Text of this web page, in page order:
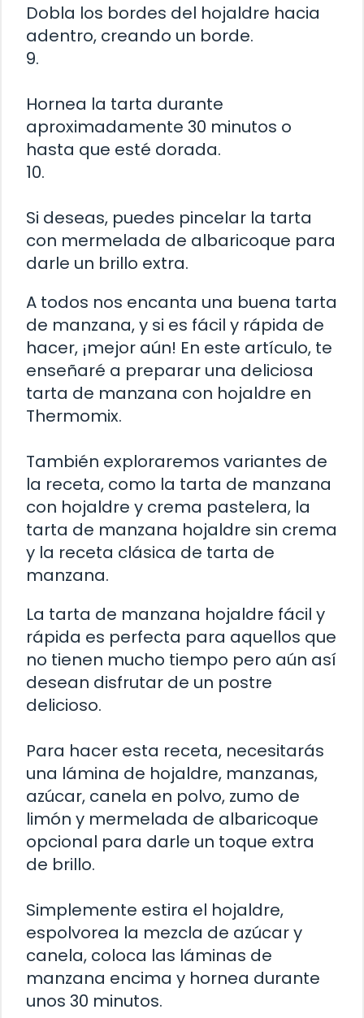
Dobla los bordes del hojaldre hacia
adentro, creando un borde.
9.
Hornea la tarta durante
aproximadamente 30 minutos o
hasta que esté dorada.
10.
Si deseas, puedes pincelar la tarta
con mermelada de albaricoque para
darle un brillo extra.
A todos nos encanta una buena tarta
de manzana, y si es fácil y rápida de
hacer, ¡mejor aún! En este artículo, te
enseñaré a preparar una deliciosa
tarta de manzana con hojaldre en
Thermomix.
También exploraremos variantes de
la receta, como la tarta de manzana
con hojaldre y crema pastelera, la
tarta de manzana hojaldre sin crema
y la receta clásica de tarta de
manzana.
La tarta de manzana hojaldre fácil y
rápida es perfecta para aquellos que
no tienen mucho tiempo pero aún así
desean disfrutar de un postre
delicioso.
Para hacer esta receta, necesitarás
una lámina de hojaldre, manzanas,
azúcar, canela en polvo, zumo de
limón y mermelada de albaricoque
opcional para darle un toque extra
de brillo.
Simplemente estira el hojaldre,
espolvorea la mezcla de azúcar y
canela, coloca las láminas de
manzana encima y hornea durante
unos 30 minutos.